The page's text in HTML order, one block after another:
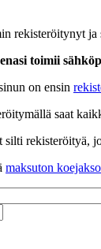
rekisteröitynyt
toimii
on ensin
saat
silti rekisteröityä,
maksuton